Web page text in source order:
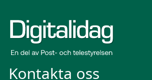
Kontakta oss